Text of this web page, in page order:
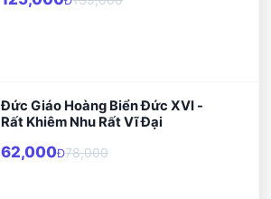
Đức Giáo Hoàng Biển Đức XVI -
Rất Khiêm Nhu Rất Vĩ Đại
62,000Đ78,000